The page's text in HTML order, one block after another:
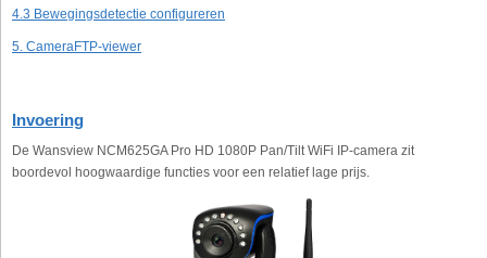
4.3 Bewegingsdetectie configureren
5. CameraFTP-viewer
Invoering
De Wansview NCM625GA Pro HD 1080P Pan/Tilt WiFi IP-camera zit
boordevol hoogwaardige functies voor een relatief lage prijs.